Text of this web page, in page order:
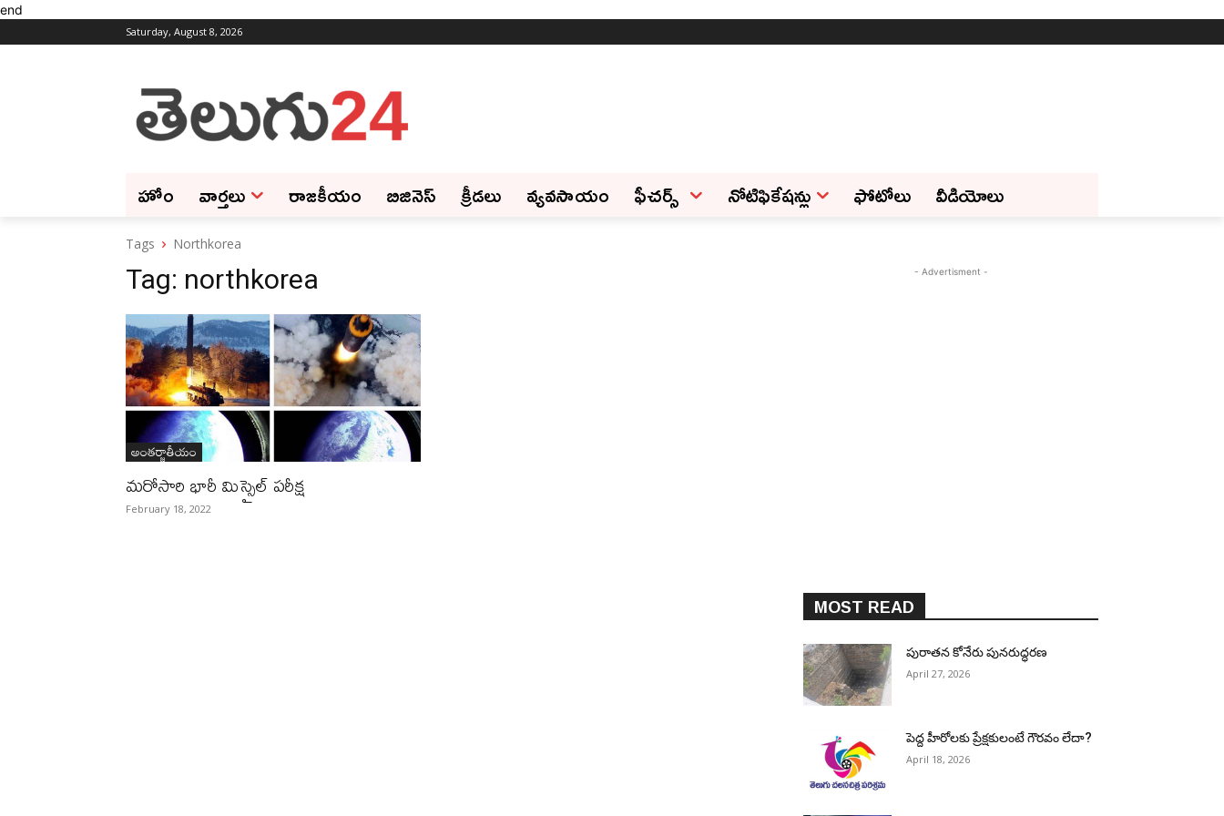
end
Saturday, August 8, 2026
హోం వార్తలు రాజకీయం బిజినెస్‌ క్రీడలు వ్యవసాయం ఫీచ‌ర్స్ ‌ నోటిఫికేషన్లు ఫోటోలు వీడియోలు
Tags Northkorea
Tag: northkorea
అంతర్జాతీయం
మరోసారి భారీ మిస్సైల్‌ పరీక్ష
February 18, 2022
- Advertisment -
MOST READ
పురాత‌న కోనేరు పున‌రుద్ధ‌ర‌ణ
April 27, 2026
పెద్ద హీరోల‌కు ప్రేక్ష‌కులంటే గౌర‌వం లేదా?
April 18, 2026